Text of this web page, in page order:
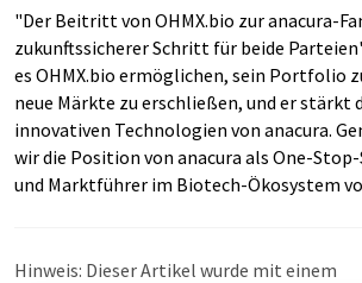
"Der Beitritt von OHMX.bio zur anacura-
zukunftssicherer Schritt für beide
es OHMX.bio ermöglichen, sein Portfolio
neue Märkte zu erschließen, und er stärkt
innovativen Technologien von anacura.
wir die Position von anacura als One-
und Marktführer im Biotech-Ökosystem
Hinweis: Dieser Artikel wurde mit einem